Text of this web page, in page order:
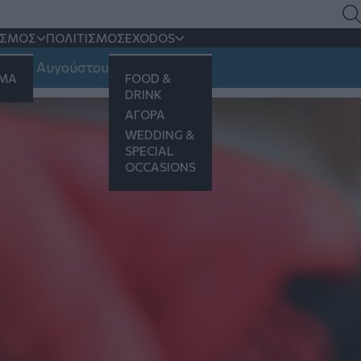
ΠΟΛΙΤΙΣΜΟΣEXODOS
FOOD &
DRINK
ΑΓΟΡΑ
WEDDING &
SPECIAL
OCCASIONS
Μαδρίτης (βίντεο)